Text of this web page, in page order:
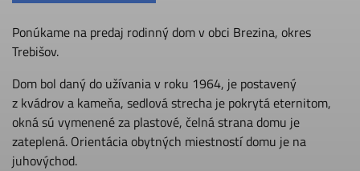
Ponúkame na predaj rodinný dom v obci Brezina, okres
Trebišov.
Dom bol daný do užívania v roku 1964, je postavený
z kvádrov a kameňa, sedlová strecha je pokrytá eternitom,
okná sú vymenené za plastové, čelná strana domu je
zateplená. Orientácia obytných miestností domu je na
juhovýchod.